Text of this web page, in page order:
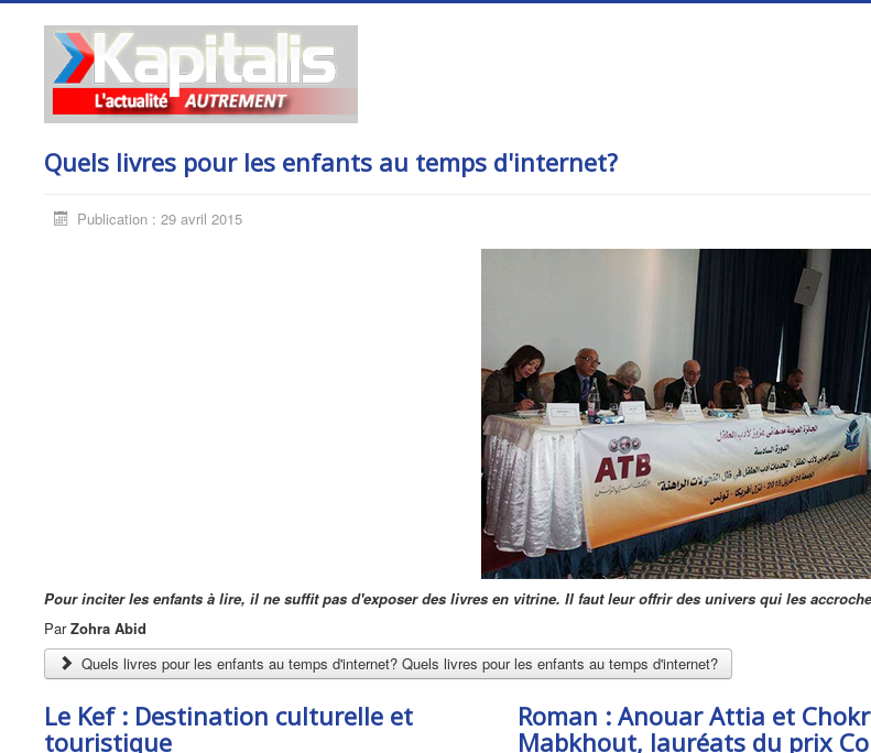
Quels livres pour les enfants au temps d'internet?
Publication : 29 avril 2015
Pour inciter les enfants à lire, il ne suffit pas d'exposer des livres en vitrine. Il faut leur offrir des univers qui les
ParZohra Abid
Quels livres pour les enfants au temps d'internet? Quels livres pour les enfants au temps d'internet?
Le Kef : Destination culturelle et
touristique
Roman : Anouar Attia et
Mabkhout, lauréats du prix